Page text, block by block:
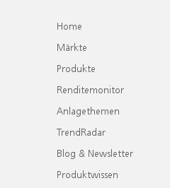
Home
Märkte
Produkte
Renditemonitor
Anlagethemen
TrendRadar
Blog & Newsletter
Produktwissen